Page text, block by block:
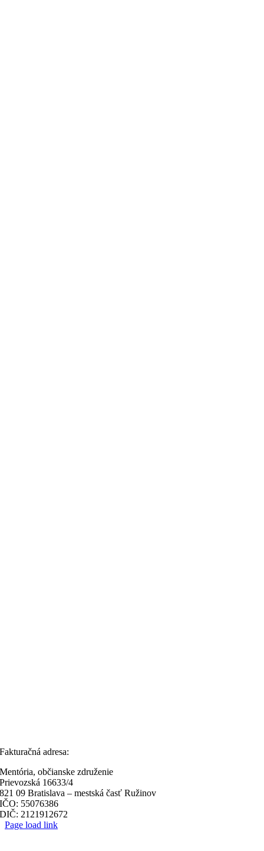
Fakturačná adresa:
Mentória, občianske združenie
Prievozská 16633/4
821 09 Bratislava – mestská časť Ružinov
IČO: 55076386
DIČ: 2121912672
Page load link